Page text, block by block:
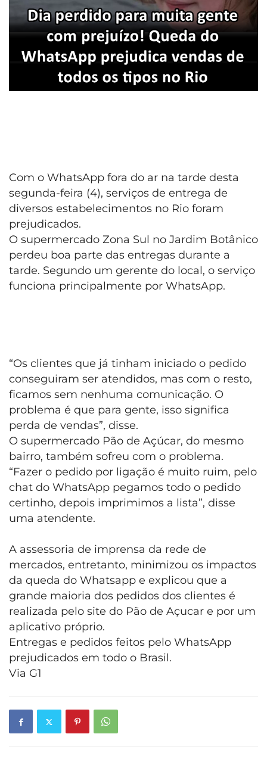
Com o WhatsApp fora do ar na tarde desta
segunda-feira (4), serviços de entrega de
diversos estabelecimentos no Rio foram
prejudicados.
O supermercado Zona Sul no Jardim Botânico
perdeu boa parte das entregas durante a
tarde. Segundo um gerente do local, o serviço
funciona principalmente por WhatsApp.
“Os clientes que já tinham iniciado o pedido
conseguiram ser atendidos, mas com o resto,
ficamos sem nenhuma comunicação. O
problema é que para gente, isso significa
perda de vendas”, disse.
O supermercado Pão de Açúcar, do mesmo
bairro, também sofreu com o problema.
“Fazer o pedido por ligação é muito ruim, pelo
chat do WhatsApp pegamos todo o pedido
certinho, depois imprimimos a lista”, disse
uma atendente.
A assessoria de imprensa da rede de
mercados, entretanto, minimizou os impactos
da queda do Whatsapp e explicou que a
grande maioria dos pedidos dos clientes é
realizada pelo site do Pão de Açucar e por um
aplicativo próprio.
Entregas e pedidos feitos pelo WhatsApp
prejudicados em todo o Brasil.
Via G1